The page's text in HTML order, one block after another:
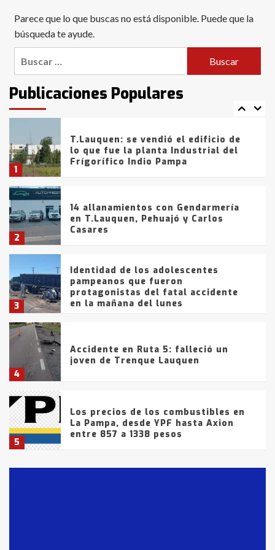
Parece que lo que buscas no está disponible. Puede que la
búsqueda te ayude.
Publicaciones Populares
6
con lluvias y heladas, en gran parte
de la provincia
intentaron evadir a la Policía
fueron detenidos por
comercialización de drogas en la
tarde del sábado
1
T.Lauquen: se vendió el edificio de
lo que fue la planta Industrial del
Frígorífico Indio Pampa
2
14 allanamientos con Gendarmería
en T.Lauquen, Pehuajó y Carlos
Casares
3
Identidad de los adolescentes
pampeanos que fueron
protagonistas del fatal accidente
en la mañana del lunes
4
Accidente en Ruta 5: falleció un
joven de Trenque Lauquen
5
Los precios de los combustibles en
La Pampa, desde YPF hasta Axion
entre 857 a 1338 pesos